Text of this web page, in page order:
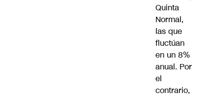
Quinta
Normal,
las que
fluctúan
en un 8%
anual. Por
el
contrario,